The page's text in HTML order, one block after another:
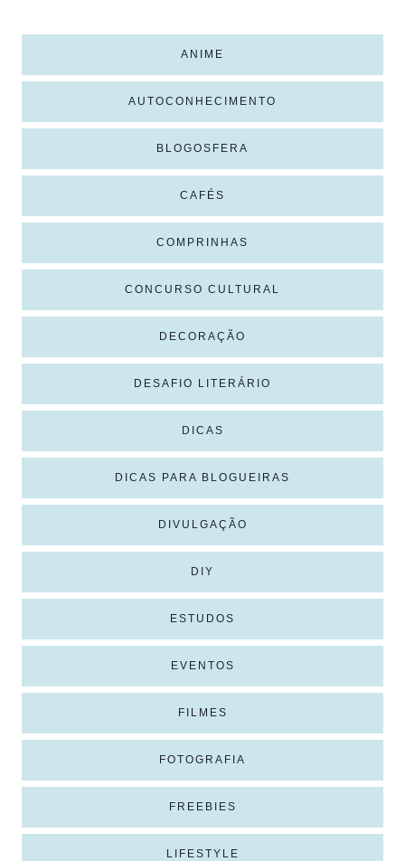
ANIME
AUTOCONHECIMENTO
BLOGOSFERA
CAFÉS
COMPRINHAS
CONCURSO CULTURAL
DECORAÇÃO
DESAFIO LITERÁRIO
DICAS
DICAS PARA BLOGUEIRAS
DIVULGAÇÃO
DIY
ESTUDOS
EVENTOS
FILMES
FOTOGRAFIA
FREEBIES
LIFESTYLE